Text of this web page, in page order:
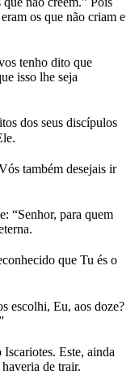
os que não criam e
tenho dito que
isso lhe seja
dos seus discípulos
também desejais ir
“Senhor, para quem
que Tu és o
escolhi, Eu, aos doze?
Este, ainda
de trair.